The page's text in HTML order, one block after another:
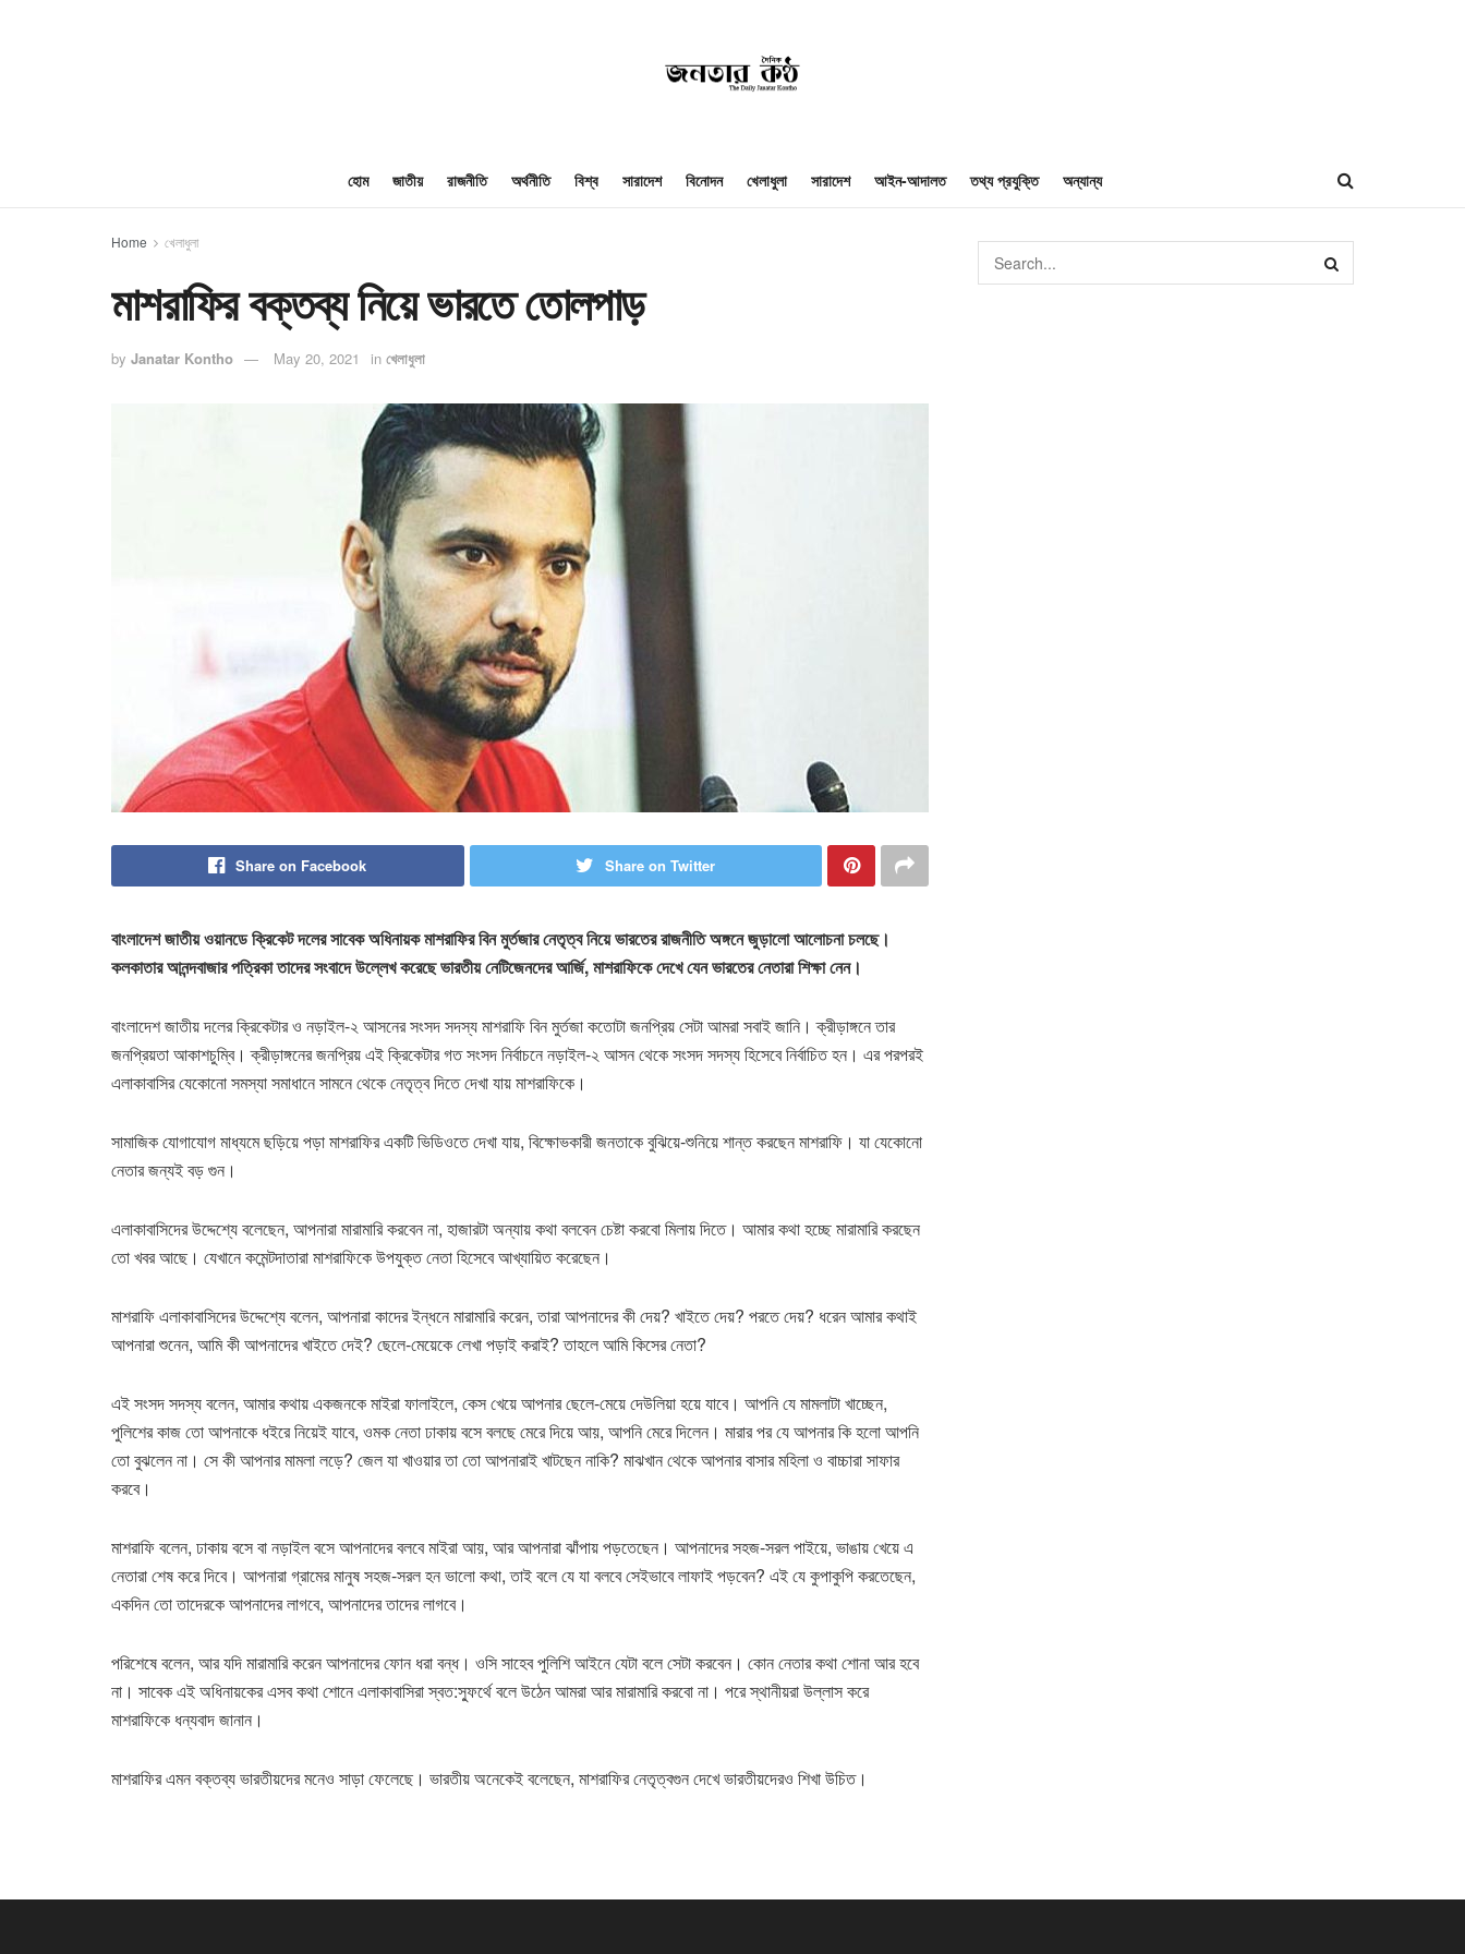
হোম জাতীয় রাজনীতি অর্থনীতি বিশ্ব সারাদেশ বিনোদন খেলাধুলা সারাদেশ আইন-আদালত তথ্য প্রযুক্তি অন্যান্য
Home খেলাধুলা
মাশরাফির বক্তব্য নিয়ে ভারতে তোলপাড়
by Janatar Kontho May 20, 2021 in খেলাধুলা
Share on Facebook Share on Twitter
বাংলাদেশ জাতীয় ওয়ানডে ক্রিকেট দলের সাবেক অধিনায়ক মাশরাফির বিন মুর্তজার নেতৃত্ব নিয়ে ভারতের রাজনীতি অঙ্গনে জুড়ালো আলোচনা চলছে।
কলকাতার আনন্দবাজার পত্রিকা তাদের সংবাদে উল্লেখ করেছে ভারতীয় নেটিজেনদের আর্জি, মাশরাফিকে দেখে যেন ভারতের নেতারা শিক্ষা নেন।
বাংলাদেশ জাতীয় দলের ক্রিকেটার ও নড়াইল-২ আসনের সংসদ সদস্য মাশরাফি বিন মুর্তজা কতোটা জনপ্রিয় সেটা আমরা সবাই জানি। ক্রীড়াঙ্গনে তার
জনপ্রিয়তা আকাশচুম্বি। ক্রীড়াঙ্গনের জনপ্রিয় এই ক্রিকেটার গত সংসদ নির্বাচনে নড়াইল-২ আসন থেকে সংসদ সদস্য হিসেবে নির্বাচিত হন। এর পরপরই
এলাকাবাসির যেকোনো সমস্যা সমাধানে সামনে থেকে নেতৃত্ব দিতে দেখা যায় মাশরাফিকে।
সামাজিক যোগাযোগ মাধ্যমে ছড়িয়ে পড়া মাশরাফির একটি ভিডিওতে দেখা যায়, বিক্ষোভকারী জনতাকে বুঝিয়ে-শুনিয়ে শান্ত করছেন মাশরাফি। যা যেকোনো
নেতার জন্যই বড় গুন।
এলাকাবাসিদের উদ্দেশ্যে বলেছেন, আপনারা মারামারি করবেন না, হাজারটা অন্যায় কথা বলবেন চেষ্টা করবো মিলায় দিতে। আমার কথা হচ্ছে মারামারি করছেন
তো খবর আছে। যেখানে কমেন্টদাতারা মাশরাফিকে উপযুক্ত নেতা হিসেবে আখ্যায়িত করেছেন।
মাশরাফি এলাকাবাসিদের উদ্দেশ্যে বলেন, আপনারা কাদের ইন্ধনে মারামারি করেন, তারা আপনাদের কী দেয়? খাইতে দেয়? পরতে দেয়? ধরেন আমার কথাই
আপনারা শুনেন, আমি কী আপনাদের খাইতে দেই? ছেলে-মেয়েকে লেখা পড়াই করাই? তাহলে আমি কিসের নেতা?
এই সংসদ সদস্য বলেন, আমার কথায় একজনকে মাইরা ফালাইলে, কেস খেয়ে আপনার ছেলে-মেয়ে দেউলিয়া হয়ে যাবে। আপনি যে মামলাটা খাচ্ছেন,
পুলিশের কাজ তো আপনাকে ধইরে নিয়েই যাবে, ওমক নেতা ঢাকায় বসে বলছে মেরে দিয়ে আয়, আপনি মেরে দিলেন। মারার পর যে আপনার কি হলো আপনি
তো বুঝলেন না। সে কী আপনার মামলা লড়ে? জেল যা খাওয়ার তা তো আপনারাই খাটছেন নাকি? মাঝখান থেকে আপনার বাসার মহিলা ও বাচ্চারা সাফার
করবে।
মাশরাফি বলেন, ঢাকায় বসে বা নড়াইল বসে আপনাদের বলবে মাইরা আয়, আর আপনারা ঝাঁপায় পড়তেছেন। আপনাদের সহজ-সরল পাইয়ে, ভাঙায় খেয়ে এ
নেতারা শেষ করে দিবে। আপনারা গ্রামের মানুষ সহজ-সরল হন ভালো কথা, তাই বলে যে যা বলবে সেইভাবে লাফাই পড়বেন? এই যে কুপাকুপি করতেছেন,
একদিন তো তাদেরকে আপনাদের লাগবে, আপনাদের তাদের লাগবে।
পরিশেষে বলেন, আর যদি মারামারি করেন আপনাদের ফোন ধরা বন্ধ। ওসি সাহেব পুলিশি আইনে যেটা বলে সেটা করবেন। কোন নেতার কথা শোনা আর হবে
না। সাবেক এই অধিনায়কের এসব কথা শোনে এলাকাবাসিরা স্বত:স্ফুর্থে বলে উঠেন আমরা আর মারামারি করবো না। পরে স্থানীয়রা উল্লাস করে
মাশরাফিকে ধন্যবাদ জানান।
মাশরাফির এমন বক্তব্য ভারতীয়দের মনেও সাড়া ফেলেছে। ভারতীয় অনেকেই বলেছেন, মাশরাফির নেতৃত্বগুন দেখে ভারতীয়দেরও শিখা উচিত।